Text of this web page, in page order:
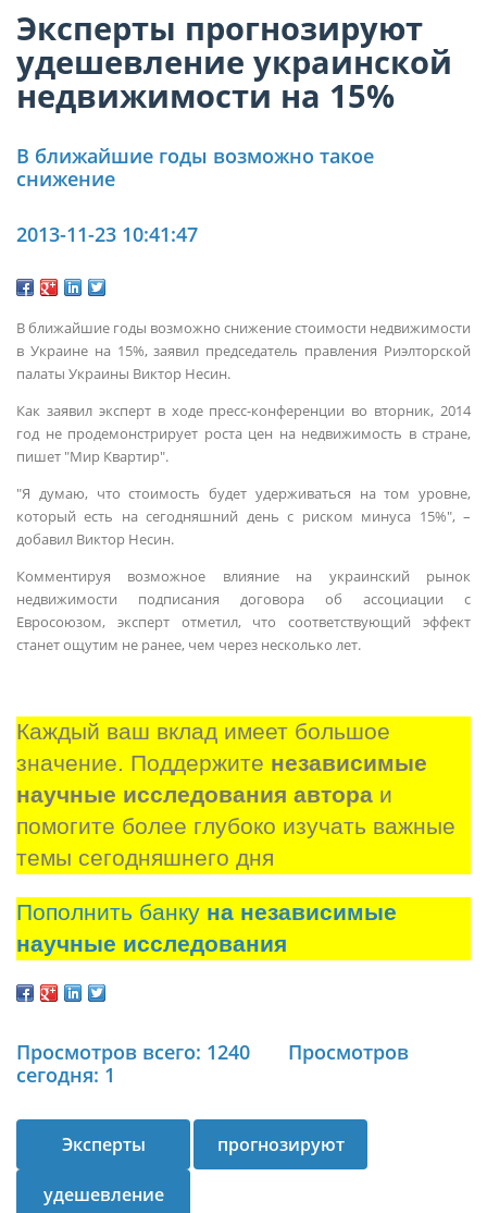
Эксперты прогнозируют
удешевление украинской
недвижимости на 15%
В ближайшие годы возможно такое
снижение
2013-11-23 10:41:47
В ближайшие годы возможно снижение стоимости недвижимости
в Украине на 15%, заявил председатель правления Риэлторской
палаты Украины Виктор Несин.
Как заявил эксперт в ходе пресс-конференции во вторник, 2014
год не продемонстрирует роста цен на недвижимость в стране,
пишет "Мир Квартир".
"Я думаю, что стоимость будет удерживаться на том уровне,
который есть на сегодняшний день с риском минуса 15%", –
добавил Виктор Несин.
Комментируя возможное влияние на украинский рынок
недвижимости подписания договора об ассоциации с
Евросоюзом, эксперт отметил, что соответствующий эффект
станет ощутим не ранее, чем через несколько лет.
Каждый ваш вклад имеет большое
значение. Поддержите независимые
научные исследования автора и
помогите более глубоко изучать важные
темы сегодняшнего дня
Пополнить банку на независимые
научные исследования
Просмотров всего: 1240
Просмотров
сегодня: 1
Эксперты прогнозируют
удешевление